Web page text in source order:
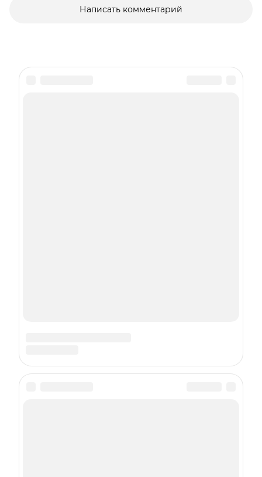
Написать комментарий